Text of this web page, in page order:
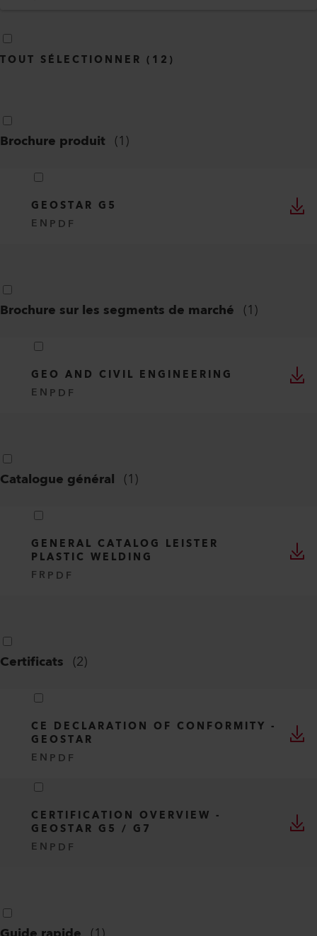
TOUT SÉLECTIONNER ( 12 )
Brochure produit (1)
GEOSTAR G5
EN PDF
Brochure sur les segments de marché (1)
GEO AND CIVIL ENGINEERING
EN PDF
Catalogue général (1)
GENERAL CATALOG LEISTER
PLASTIC WELDING
FR PDF
Certificats (2)
CE DECLARATION OF CONFORMITY -
GEOSTAR
EN PDF
CERTIFICATION OVERVIEW -
GEOSTAR G5 / G7
EN PDF